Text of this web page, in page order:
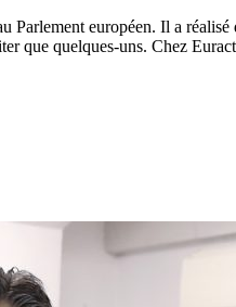
européen. Il a
que quelques-uns. Chez